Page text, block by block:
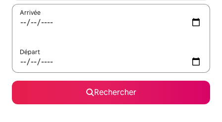
Arrivée
Départ
Rechercher